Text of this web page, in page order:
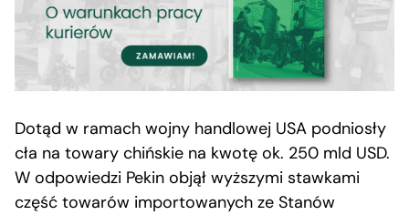
Dotąd w ramach wojny handlowej USA podniosły
cła na towary chińskie na kwotę ok. 250 mld USD.
W odpowiedzi Pekin objął wyższymi stawkami
część towarów importowanych ze Stanów